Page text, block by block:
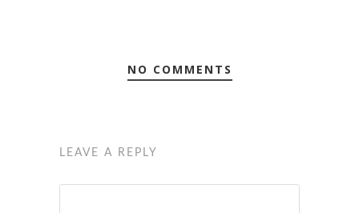
NO COMMENTS
LEAVE A REPLY